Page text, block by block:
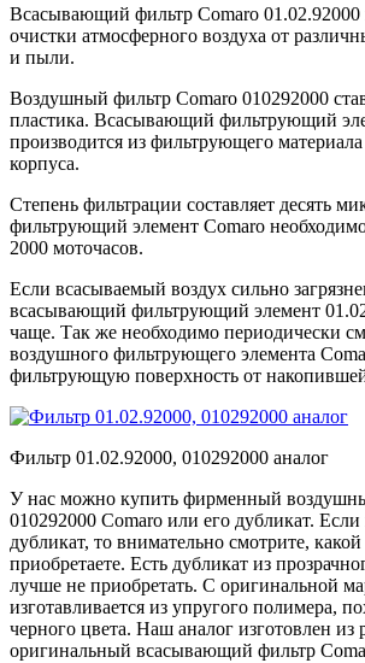
Всасывающий фильтр Comaro 01.02.92000
очистки атмосферного воздуха от
и пыли.
Воздушный фильтр Comaro 010292000
пластика. Всасывающий фильтрующий
производится из фильтрующего
корпуса.
Степень фильтрации составляет десять
фильтрующий элемент Comaro
2000 моточасов.
Если всасываемый воздух сильно
всасывающий фильтрующий элемент
чаще. Так же необходимо периодически
воздушного фильтрующего элемента
фильтрующую поверхность от
Фильтр 01.02.92000, 010292000 аналог
У нас можно купить фирменный
010292000 Comaro или его дубликат.
дубликат, то внимательно смотрите,
приобретаете. Есть дубликат из
лучше не приобретать. С оригинальной
изготавливается из упругого полимера,
черного цвета. Наш аналог изготовлен из
оригинальный всасывающий фильтр